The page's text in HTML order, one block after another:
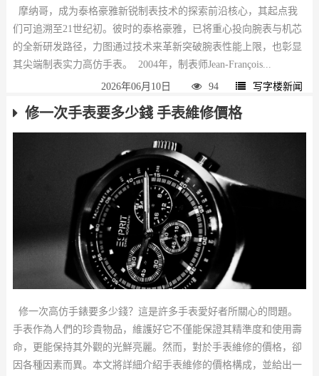
摩纳哥，成为泰格豪雅新锐制表技术的探索前沿核心，其起点我
们可追溯至21世纪初。彼时的泰格豪雅，已将重心投向腕表与机芯
的全新研发路径，力图通过技术来革新突破腕表性能上限，也彰显
其尖端制表实力高仿手表。 2004年，制表师Jean-François...
2026年06月10日 94 写字楼新闻
​修一次手表要多少錢 手表維修價格
修一次高仿手錶要多少錢？這是許多手表愛好者所關心的問題。
手表作為人們的珍貴物品，維護好它不僅能保證其精準度和使用壽
命，更能保持其外觀的光鮮亮麗。然而，對於手表維修的價格，卻
因各種因素而異。本文將詳細介紹手表維修的價格構成，並給出一